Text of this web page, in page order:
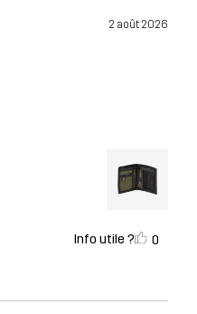
2 août 2026
Info utile ? 0